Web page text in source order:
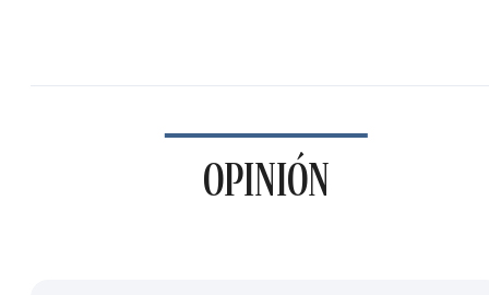
OPINIÓN